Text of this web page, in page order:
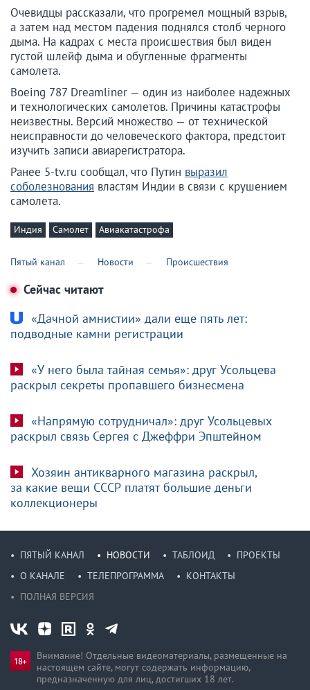
Очевидцы рассказали, что прогремел мощный взрыв,
а затем над местом падения поднялся столб черного
дыма. На кадрах с места происшествия был виден
густой шлейф дыма и обугленные фрагменты
самолета.
Boeing 787 Dreamliner — один из наиболее надежных
и технологических самолетов. Причины катастрофы
неизвестны. Версий множество — от технической
неисправности до человеческого фактора, предстоит
изучить записи авиарегистратора.
Ранее 5-tv.ru сообщал, что Путин выразил
соболезнования властям Индии в связи с крушением
самолета.
Индия Самолет Авиакатастрофа
Пятый канал Новости Происшествия
Сейчас читают
«Дачной амнистии» дали еще пять лет:
подводные камни регистрации
«У него была тайная семья»: друг Усольцева
раскрыл секреты пропавшего бизнесмена
«Напрямую сотрудничал»: друг Усольцевых
раскрыл связь Сергея с Джеффри Эпштейном
Хозяин антикварного магазина раскрыл,
за какие вещи СССР платят большие деньги
коллекционеры
ПЯТЫЙ КАНАЛ НОВОСТИ ТАБЛОИД
ПРОЕКТЫ
О КАНАЛЕ
ТЕЛЕПРОГРАММА
КОНТАКТЫ
ПОЛНАЯ ВЕРСИЯ
Внимание! Отдельные видеоматериалы, размещенные на
настоящем сайте, могут содержать информацию,
предназначен­ную для лиц, достигших 18 лет.